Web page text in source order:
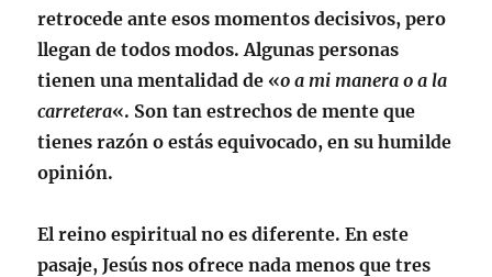
retrocede ante esos momentos decisivos, pero
llegan de todos modos. Algunas personas
tienen una mentalidad de «o a mi manera o a la
carretera«. Son tan estrechos de mente que
tienes razón o estás equivocado, en su humilde
opinión.
El reino espiritual no es diferente. En este
pasaje, Jesús nos ofrece nada menos que tres